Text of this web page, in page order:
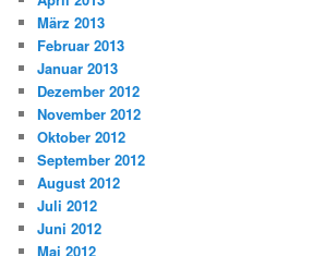
März 2013
Februar 2013
Januar 2013
Dezember 2012
November 2012
Oktober 2012
September 2012
August 2012
Juli 2012
Juni 2012
Mai 2012